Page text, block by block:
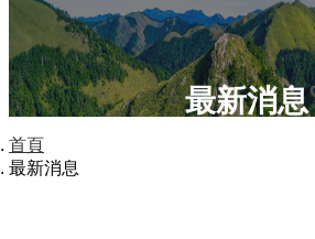
最新消息
首頁
最新消息